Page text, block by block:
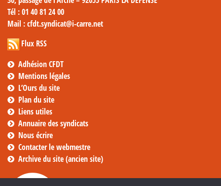
Tél : 01 40 81 24 00
Mail : cfdt.syndicat@i-carre.net
Flux RSS
Adhésion CFDT
Mentions légales
L’Ours du site
Plan du site
Liens utiles
Annuaire des syndicats
Nous écrire
Contacter le webmestre
Archive du site (ancien site)